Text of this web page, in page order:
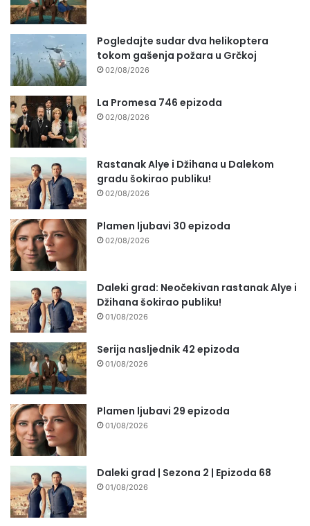
Pogledajte sudar dva helikoptera
tokom gašenja požara u Grčkoj
02/08/2026
La Promesa 746 epizoda
02/08/2026
Rastanak Alye i Džihana u Dalekom
gradu šokirao publiku!
02/08/2026
Plamen ljubavi 30 epizoda
02/08/2026
Daleki grad: Neočekivan rastanak Alye i
Džihana šokirao publiku!
01/08/2026
Serija nasljednik 42 epizoda
01/08/2026
Plamen ljubavi 29 epizoda
01/08/2026
Daleki grad | Sezona 2 | Epizoda 68
01/08/2026